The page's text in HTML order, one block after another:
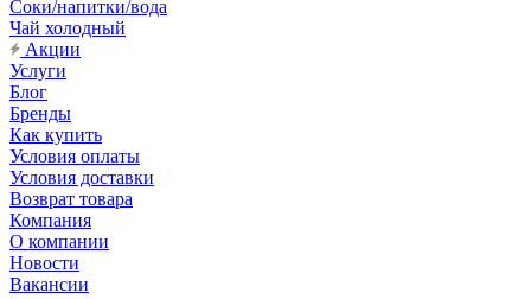
Соки/напитки/вода
Чай холодный
Акции
Услуги
Блог
Бренды
Как купить
Условия оплаты
Условия доставки
Возврат товара
Компания
О компании
Новости
Вакансии